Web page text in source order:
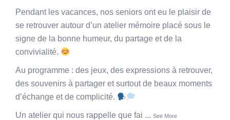
Pendant les vacances, nos seniors ont eu le plaisir de
se retrouver autour d’un atelier mémoire placé sous le
signe de la bonne humeur, du partage et de la
convivialité.
Au programme : des jeux, des expressions à retrouver,
des souvenirs à partager et surtout de beaux moments
d’échange et de complicité.
Un atelier qui nous rappelle que fai ... See More